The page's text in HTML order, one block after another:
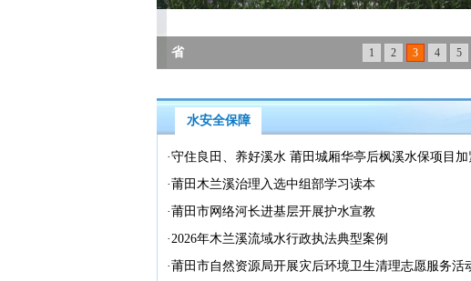
省 1 2 3 4 5
水安全保障
·守住良田、养好溪水 莆田城厢华亭后枫溪水保项目
·莆田木兰溪治理入选中组部学习读本
·莆田市网络河长进基层开展护水宣教
·2026年木兰溪流域水行政执法典型案例
·莆田市自然资源局开展灾后环境卫生清理志愿服务活